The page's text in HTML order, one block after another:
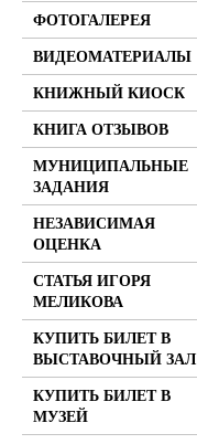
ФОТОГАЛЕРЕЯ
ВИДЕОМАТЕРИАЛЫ
КНИЖНЫЙ КИОСК
КНИГА ОТЗЫВОВ
МУНИЦИПАЛЬНЫЕ
ЗАДАНИЯ
НЕЗАВИСИМАЯ
ОЦЕНКА
СТАТЬЯ ИГОРЯ
МЕЛИКОВА
КУПИТЬ БИЛЕТ В
ВЫСТАВОЧНЫЙ ЗАЛ
КУПИТЬ БИЛЕТ В
МУЗЕЙ